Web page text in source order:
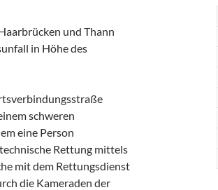
und Thann
in Höhe des
schweren
eine Person
Rettung mittels
mit dem Rettungsdienst
die Kameraden der